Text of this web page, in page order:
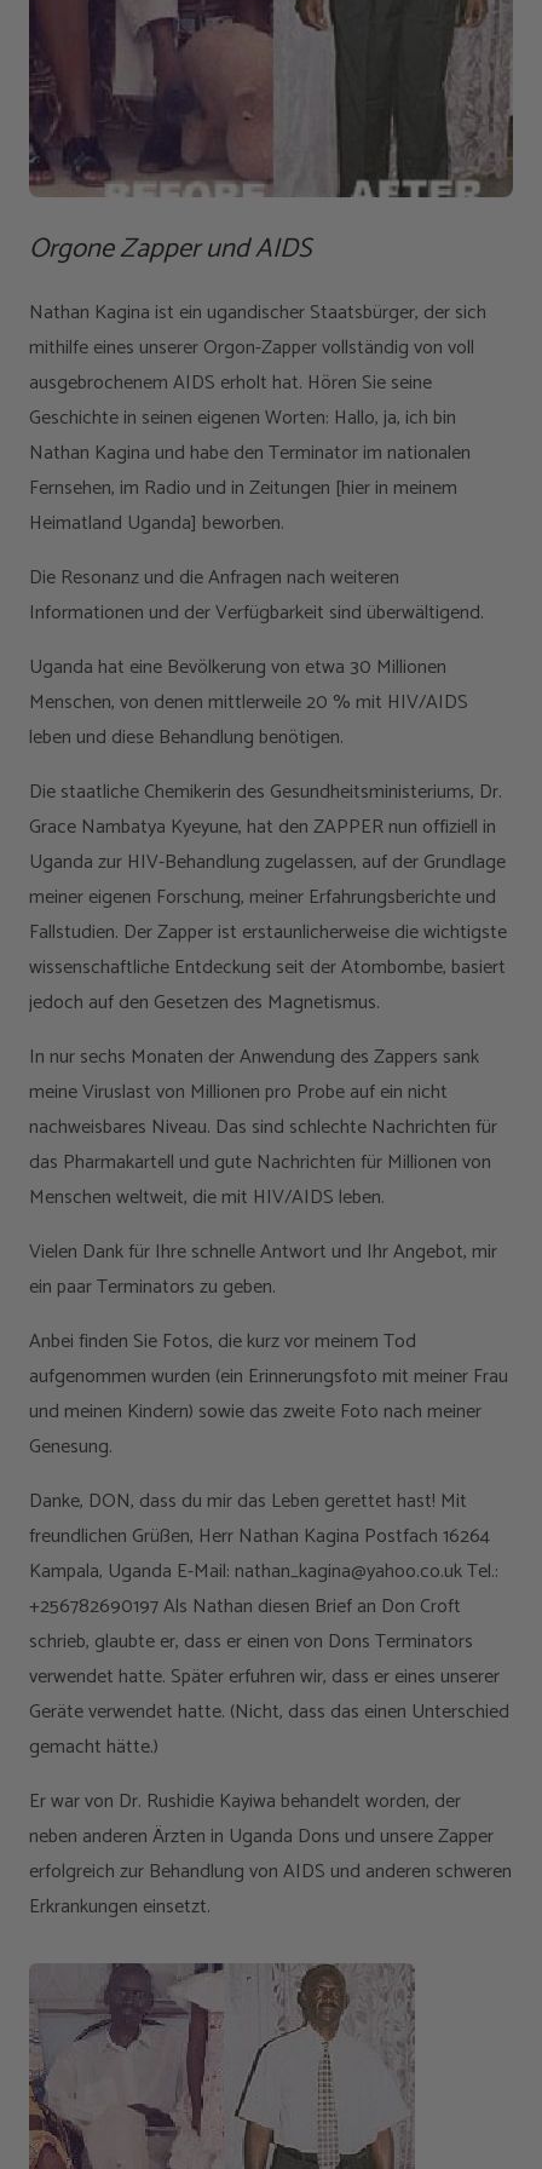
Orgone Zapper und AIDS
Nathan Kagina ist ein ugandischer Staatsbürger, der sich
mithilfe eines unserer Orgon-Zapper vollständig von voll
ausgebrochenem AIDS erholt hat. Hören Sie seine
Geschichte in seinen eigenen Worten: Hallo, ja, ich bin
Nathan Kagina und habe den Terminator im nationalen
Fernsehen, im Radio und in Zeitungen [hier in meinem
Heimatland Uganda] beworben.
Die Resonanz und die Anfragen nach weiteren
Informationen und der Verfügbarkeit sind überwältigend.
Uganda hat eine Bevölkerung von etwa 30 Millionen
Menschen, von denen mittlerweile 20 % mit HIV/AIDS
leben und diese Behandlung benötigen.
Die staatliche Chemikerin des Gesundheitsministeriums, Dr.
Grace Nambatya Kyeyune, hat den ZAPPER nun offiziell in
Uganda zur HIV-Behandlung zugelassen, auf der Grundlage
meiner eigenen Forschung, meiner Erfahrungsberichte und
Fallstudien. Der Zapper ist erstaunlicherweise die wichtigste
wissenschaftliche Entdeckung seit der Atombombe, basiert
jedoch auf den Gesetzen des Magnetismus.
In nur sechs Monaten der Anwendung des Zappers sank
meine Viruslast von Millionen pro Probe auf ein nicht
nachweisbares Niveau. Das sind schlechte Nachrichten für
das Pharmakartell und gute Nachrichten für Millionen von
Menschen weltweit, die mit HIV/AIDS leben.
Vielen Dank für Ihre schnelle Antwort und Ihr Angebot, mir
ein paar Terminators zu geben.
Anbei finden Sie Fotos, die kurz vor meinem Tod
aufgenommen wurden (ein Erinnerungsfoto mit meiner Frau
und meinen Kindern) sowie das zweite Foto nach meiner
Genesung.
Danke, DON, dass du mir das Leben gerettet hast! Mit
freundlichen Grüßen, Herr Nathan Kagina Postfach 16264
Kampala, Uganda E-Mail: nathan_kagina@yahoo.co.uk Tel.:
+256782690197 Als Nathan diesen Brief an Don Croft
schrieb, glaubte er, dass er einen von Dons Terminators
verwendet hatte. Später erfuhren wir, dass er eines unserer
Geräte verwendet hatte. (Nicht, dass das einen Unterschied
gemacht hätte.)
Er war von Dr. Rushidie Kayiwa behandelt worden, der
neben anderen Ärzten in Uganda Dons und unsere Zapper
erfolgreich zur Behandlung von AIDS und anderen schweren
Erkrankungen einsetzt.